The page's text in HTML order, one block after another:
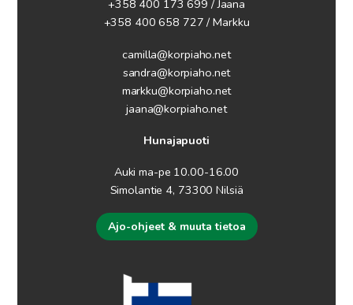
+358 400 173 699 / Jaana
+358 400 658 727 / Markku
camilla@korpiaho.net
sandra@korpiaho.net
markku@korpiaho.net
jaana@korpiaho.net
Hunajapuoti
Auki ma-pe 10.00-16.00
Simolantie 4, 73300 Nilsiä
Ajo-ohjeet & muuta tietoa